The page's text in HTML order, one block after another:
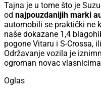
Tajna je u tome što je
od najpouzdanijih marki
automobili se praktički ne
naše dokazane 1,4
pogone Vitaru i S-Crossa,
Održavanje vozila je
ogroman novac
Oglas